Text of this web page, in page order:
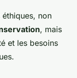
non
, mais
et les besoins